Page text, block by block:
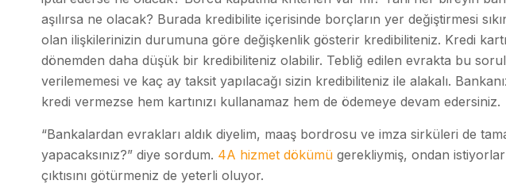
aşılırsa ne olacak? Burada kredibilite içerisinde borçların yer değiştirmesi
olan ilişkilerinizin durumuna göre değişkenlik gösterir kredibiliteniz. Kredi kartı
dönemden daha düşük bir kredibiliteniz olabilir. Tebliğ edilen evrakta bu
verilememesi ve kaç ay taksit yapılacağı sizin kredibiliteniz ile alakalı.
kredi vermezse hem kartınızı kullanamaz hem de ödemeye devam edersiniz.
“Bankalardan evrakları aldık diyelim, maaş bordrosu ve imza sirküleri de
yapacaksınız?” diye sordum. 4A hizmet dökümügerekliymiş, ondan
çıktısını götürmeniz de yeterli oluyor.